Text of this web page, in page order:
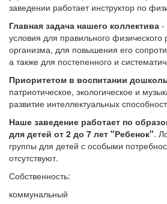
заведении работает инструктор по
Главная задача нашего коллектива -
условия для правильного физического
организма, для повышения его
а также для постепенного и
Приоритетом в воспитании
патриотическое, экологическое и
развитие интеллектуальных
Наше заведение работает по
для детей от 2 до 7 лет "Ребенок".
группы для детей с особыми
отсутствуют.
Собственность:
коммунальный